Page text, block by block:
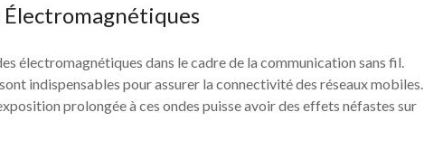
électromagnétiques dans le cadre de la communication sans fil.
indispensables pour assurer la connectivité des réseaux mobiles.
prolongée à ces ondes puisse avoir des effets néfastes sur